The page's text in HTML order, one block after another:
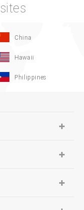
China
Hawaii
Philippines